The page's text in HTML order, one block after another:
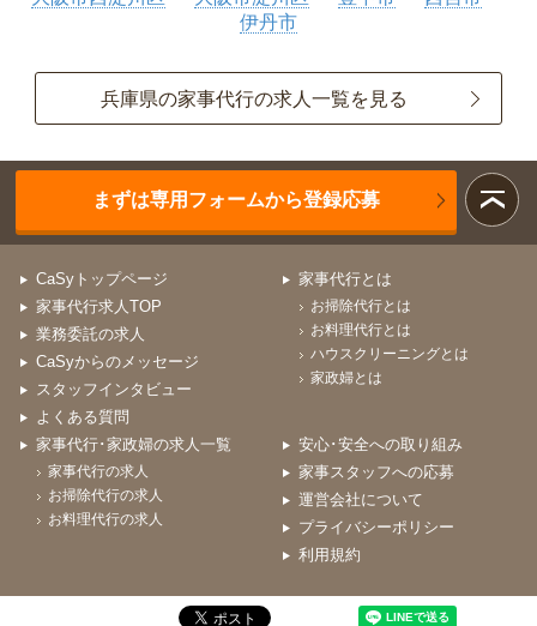
伊丹市
兵庫県の家事代行の求人一覧を見る
まずは専用フォームから登録応募
CaSyトップページ
家事代行求人TOP
業務委託の求人
CaSyからのメッセージ
スタッフインタビュー
よくある質問
家事代行とは
お掃除代行とは
お料理代行とは
ハウスクリーニングとは
家政婦とは
家事代行･家政婦の求人一覧
家事代行の求人
お掃除代行の求人
お料理代行の求人
安心･安全への取り組み
家事スタッフへの応募
運営会社について
プライバシーポリシー
利用規約